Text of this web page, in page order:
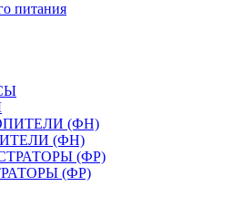
питания
(ФН)
(ФР)